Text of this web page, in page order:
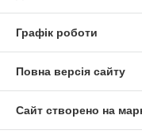
Графік роботи
Повна версія сайту
Сайт створено на